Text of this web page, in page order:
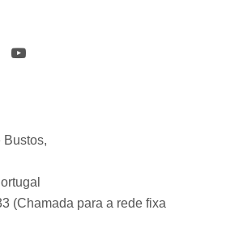
Y
e
Bustos,
(Chamada para a rede fixa